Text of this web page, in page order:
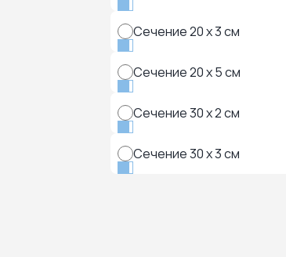
Сечение 20 x 3 см
Сечение 20 x 5 см
Сечение 30 x 2 см
Сечение 30 x 3 см